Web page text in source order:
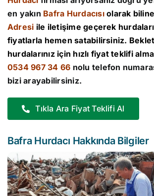
en yakın Bafra Hurdacısı olarak
Adresi ile iletişime geçerek
fiyatlarla hemen satabilirsiniz.
hurdalarınız için hızlı fiyat teklifi
0534 967 34 66 nolu telefon
bizi arayabilirsiniz.
Tıkla Ara Fiyat Teklifi Al
Bafra Hurdacı Hakkında Bilgiler